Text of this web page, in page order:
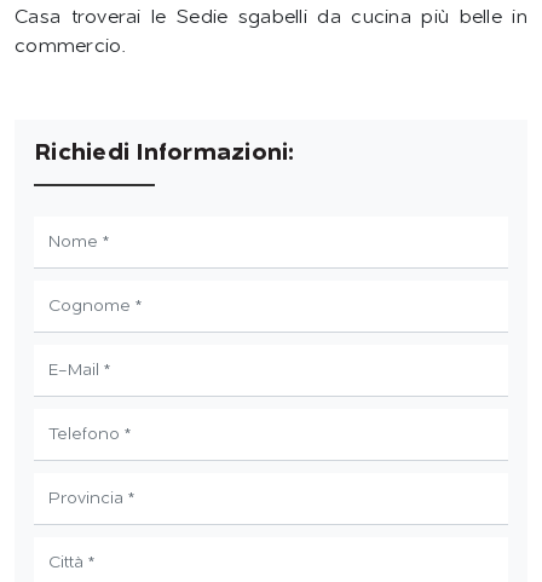
Casa troverai le Sedie sgabelli da cucina più belle in
commercio.
Richiedi Informazioni: